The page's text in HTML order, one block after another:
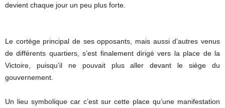
devient chaque jour un peu plus forte.
Le cortège principal de ses opposants, mais aussi d’autres venus
de différents quartiers, s’est finalement dirigé vers la place de la
Victoire, puisqu’il ne pouvait plus aller devant le siège du
gouvernement.
Un lieu symbolique car c’est sur cette place qu’une manifestation